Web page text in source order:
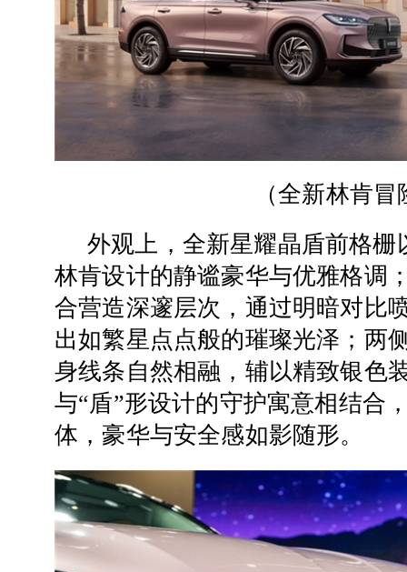
（全新林肯冒
外观上，全新星耀晶盾前格栅
林肯设计的静谧豪华与优雅格调
合营造深邃层次，通过明暗对比
出如繁星点点般的璀璨光泽；两
身线条自然相融，辅以精致银色
与“盾”形设计的守护寓意相结合
体，豪华与安全感如影随形。